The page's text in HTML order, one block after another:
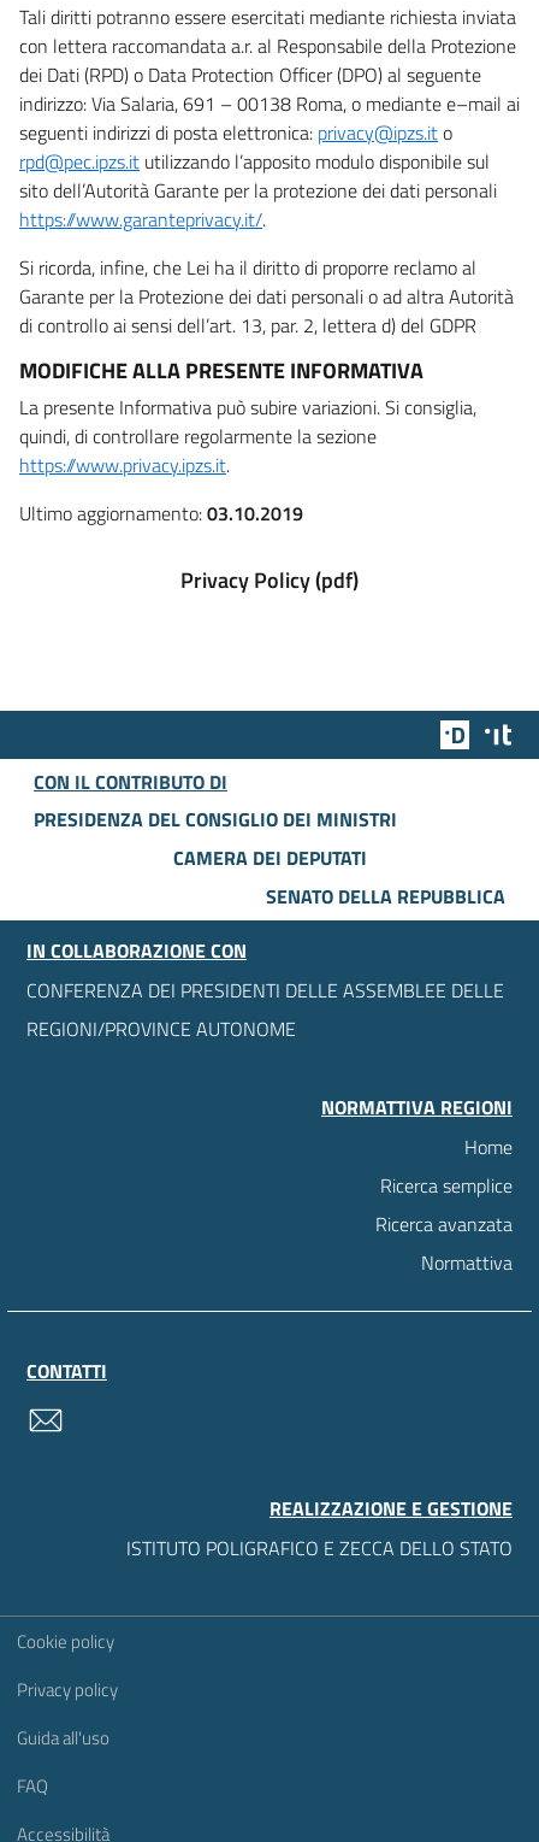
Tali diritti potranno essere esercitati mediante richiesta inviata
con lettera raccomandata a.r. al Responsabile della Protezione
dei Dati (RPD) o Data Protection Officer (DPO) al seguente
indirizzo: Via Salaria, 691 – 00138 Roma, o mediante e–mail ai
seguenti indirizzi di posta elettronica: privacy@ipzs.ito
rpd@pec.ipzs.it utilizzando l’apposito modulo disponibile sul
sito dell’Autorità Garante per la protezione dei dati personali
https://www.garanteprivacy.it/.
Si ricorda, infine, che Lei ha il diritto di proporre reclamo al
Garante per la Protezione dei dati personali o ad altra Autorità
di controllo ai sensi dell’art. 13, par. 2, lettera d) del GDPR
MODIFICHE ALLA PRESENTE INFORMATIVA
La presente Informativa può subire variazioni. Si consiglia,
quindi, di controllare regolarmente la sezione
https://www.privacy.ipzs.it.
Ultimo aggiornamento:03.10.2019
Privacy Policy (pdf)
Team
CON IL CONTRIBUTO DI
PRESIDENZA DEL CONSIGLIO DEI MINISTRI
CAMERA DEI DEPUTATI
SENATO DELLA REPUBBLICA
IN COLLABORAZIONE CON
CONFERENZA DEI PRESIDENTI DELLE ASSEMBLEE DELLE
REGIONI/PROVINCE AUTONOME
NORMATTIVA REGIONI
Home
Ricerca semplice
Ricerca avanzata
Normattiva
CONTATTI
REALIZZAZIONE E GESTIONE
ISTITUTO POLIGRAFICO E ZECCA DELLO STATO
Sezione Link Utili
Cookie policy
Privacy policy
Guida all'uso
FAQ
Accessibilità